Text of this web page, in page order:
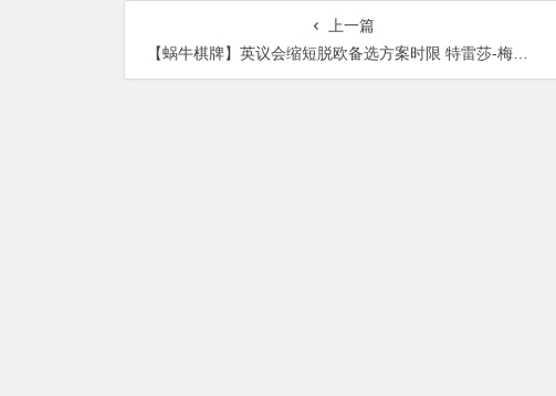
上一篇
【蜗牛棋牌】英议会缩短脱欧备选方案时限 特雷莎-梅再遇挫